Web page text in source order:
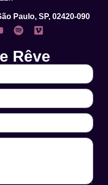
Paulo, SP, 02420-090
Rêve